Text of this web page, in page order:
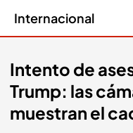
Internacional
Intento de
Trump: las
muestran el